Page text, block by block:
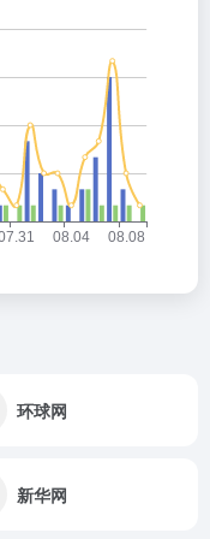
环球网
新华网